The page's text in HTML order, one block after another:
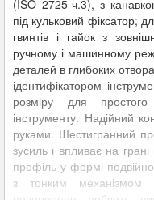
Торцева головка 1/4", 8790
14.0×50.0мм
Торцева головка 1/4", 8790
15.0×50.0мм
Торцева головка 1/4", 8790
Торцева головка 1/4", 8790
Торцева головка 1/4", 8790
12.0×50.0мм
(ISO 2725-ч.3), з
під кульковий фіксатор;
гвинтів і гайок з
ручному і машинному
деталей в глибоких
ідентифікатором
розміру для
інструменту. Надійний
руками. Шестигранний
зусиль і впливає на
профіль у формі
з тонким механізмом